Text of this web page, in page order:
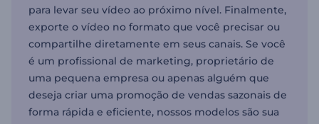
para levar seu vídeo ao próximo nível. Finalmente,
exporte o vídeo no formato que você precisar ou
compartilhe diretamente em seus canais. Se você
é um profissional de marketing, proprietário de
uma pequena empresa ou apenas alguém que
deseja criar uma promoção de vendas sazonais de
forma rápida e eficiente, nossos modelos são sua